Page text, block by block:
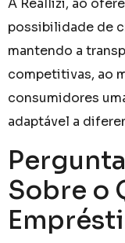
A Reallizi, ao
possibilidade de
mantendo a
competitivas, ao
consumidores
adaptável a
Sobre o